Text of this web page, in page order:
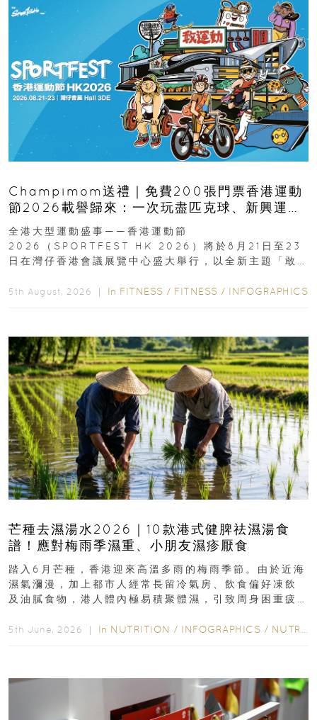
Champimom送禮｜免費200張門票香港運動
節2026載譽歸來：一次玩盡匹克球、新興運
動、街舞比賽＋逾百運動品牌展覽
全港大型運動盛事——香港運動節
2026（SPORTFEST HK 2026）將於8月21日至23
日在灣仔香港會議展覽中心盛大舉行，以全新主題「敢
5th August, 2026 ｜ In FITNESS / FITNESS / INFOGRAPHICS
芒種去濕湯水2026｜10款港式健脾祛濕湯食
譜！應對梅雨季濕重、小朋友濕疹厭食
踏入6月芒種，香港迎來高溫多雨的梅雨季節。由於近海
濕氣瀰漫，加上都市人經常長留冷氣房、飲食偏好凍飲
及油膩食物，港人體內極易積聚體濕，引致周身困重疲
狀...
5th June, 2026 ｜ In NUTRITION / INFOGRAPHICS / NUTRITION